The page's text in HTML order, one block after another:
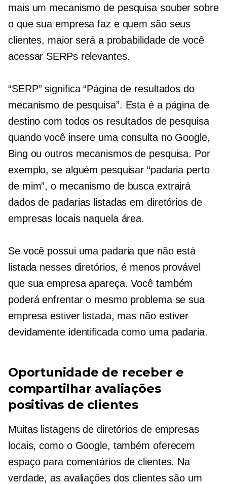
mais um mecanismo de pesquisa souber sobre
o que sua empresa faz e quem são seus
clientes, maior será a probabilidade de você
acessar SERPs relevantes.
“SERP” significa “Página de resultados do
mecanismo de pesquisa”. Esta é a página de
destino com todos os resultados de pesquisa
quando você insere uma consulta no Google,
Bing ou outros mecanismos de pesquisa. Por
exemplo, se alguém pesquisar “padaria perto
de mim”, o mecanismo de busca extrairá
dados de padarias listadas em diretórios de
empresas locais naquela área.
Se você possui uma padaria que não está
listada nesses diretórios, é menos provável
que sua empresa apareça. Você também
poderá enfrentar o mesmo problema se sua
empresa estiver listada, mas não estiver
devidamente identificada como uma padaria.
Oportunidade de receber e
compartilhar avaliações
positivas de clientes
Muitas listagens de diretórios de empresas
locais, como o Google, também oferecem
espaço para comentários de clientes. Na
verdade, as avaliações dos clientes são um